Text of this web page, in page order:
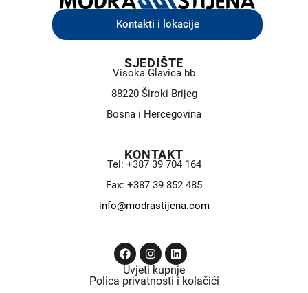
Kontakti i lokacije
SJEDIŠTE
Visoka Glavica bb
88220 Široki Brijeg
Bosna i Hercegovina
KONTAKT
Tel: +387 39 704 164
Fax: +387 39 852 485
info@modrastijena.com
Uvjeti kupnje
Polica privatnosti i kolačići